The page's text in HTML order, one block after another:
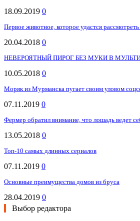
18.09.2019 0
Первое животное, которое удастся
20.04.2018 0
НЕВЕРОЯТНЫЙ ПИРОГ БЕЗ МУКИ В
10.05.2018 0
Моряк из Мурманска пугает своим уловом
07.11.2019 0
Фермер обратил внимание, что лошадь ведет
13.05.2018 0
Топ-10 самых длинных сериалов
07.11.2019 0
Основные преимущества домов из бруса
28.04.2019 0
Выбор редактора